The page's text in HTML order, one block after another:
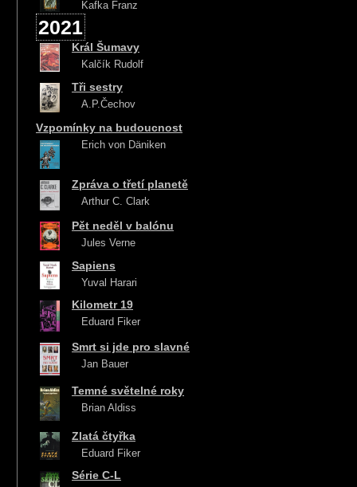
Kafka Franz
2021
Král Šumavy
Kalčík Rudolf
Tři sestry
A.P.Čechov
Vzpomínky na budoucnost
Erich von Däniken
Zpráva o třetí planetě
Arthur C. Clark
Pět neděl v balónu
Jules Verne
Sapiens
Yuval Harari
Kilometr 19
Eduard Fiker
Smrt si jde pro slavné
Jan Bauer
Temné světelné roky
Brian Aldiss
Zlatá čtyřka
Eduard Fiker
Série C-L